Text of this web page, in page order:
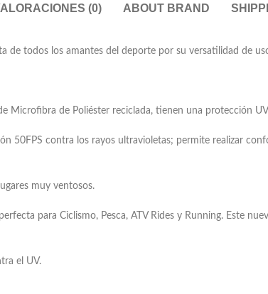
(0) ABOUT BRAND
todos los amantes del deporte por su versatilidad de
Microfibra de Poliéster reciclada, tienen una protección
50FPS contra los rayos ultravioletas; permite realizar
muy ventosos.
para Ciclismo, Pesca, ATV Rides y Running. Este
el UV.